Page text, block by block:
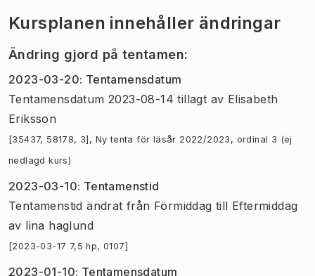
Kursplanen innehåller ändringar
Ändring gjord på tentamen:
2023-03-20: Tentamensdatum
Tentamensdatum 2023-08-14 tillagt av Elisabeth
Eriksson
[35437, 58178, 3], Ny tenta för läsår 2022/2023, ordinal 3 (ej
nedlagd kurs)
2023-03-10: Tentamenstid
Tentamenstid ändrat från Förmiddag till Eftermiddag
av lina haglund
[2023-03-17 7,5 hp, 0107]
2023-01-10: Tentamensdatum